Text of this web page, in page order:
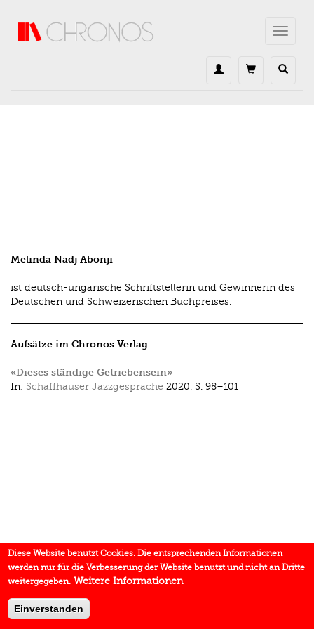
Toggle
Melinda Nadj Abonji
ist deutsch-ungarische Schriftstellerin und Gewinnerin des
Deutschen und Schweizerischen Buchpreises.
Aufsätze im Chronos Verlag
«Dieses ständige Getrieben­sein»
In: Schaffhauser Jazzgespräche 2020. S. 98–101
Diese Website benutzt Cookies. Die entsprechenden Informationen
werden nur für die Verbesserung der Website benutzt und nicht an Dritte
weitergegeben. Weitere Informationen
Einverstanden